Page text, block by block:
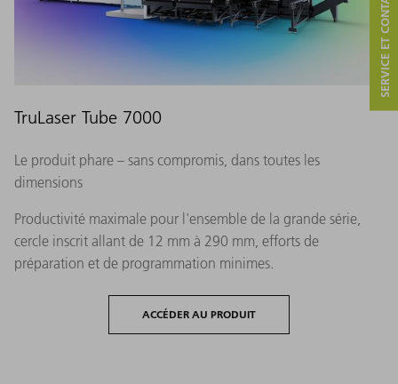
TruLaser Tube 7000
Le produit phare – sans compromis, dans toutes les
dimensions
Productivité maximale pour l'ensemble de la grande série,
cercle inscrit allant de 12 mm à 290 mm, efforts de
préparation et de programmation minimes.
ACCÉDER AU PRODUIT
SERVICE ET CONTACT